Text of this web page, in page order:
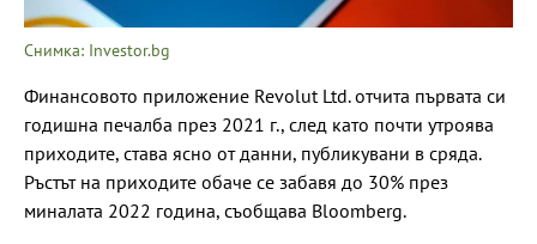
Снимка: Investor.bg
Финансовото приложение Revolut Ltd. отчита първата си
годишна печалба през 2021 г., след като почти утроява
приходите, става ясно от данни, публикувани в сряда.
Ръстът на приходите обаче се забавя до 30% през
миналата 2022 година, съобщава Bloomberg.